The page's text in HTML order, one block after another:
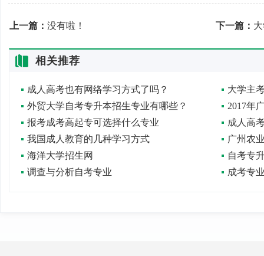
上一篇： 没有啦！ 下一篇：
相关推荐
成人高考也有网络学习方式了吗？
大学主
外贸大学自考专升本招生专业有哪些？
2017年
报考成考高起专可选择什么专业
成人高
我国成人教育的几种学习方式
广州农
海洋大学招生网
自考专
调查与分析自考专业
成考专